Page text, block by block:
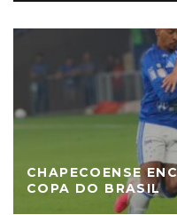
CHAPECOENSE
COPA DO BRASIL